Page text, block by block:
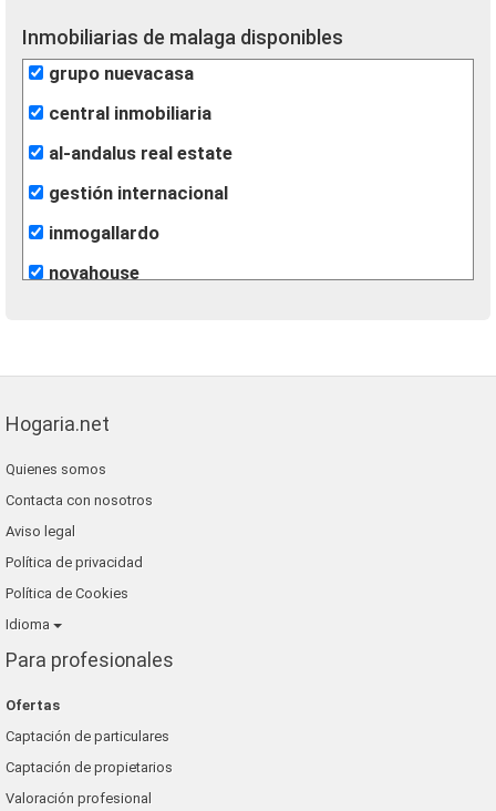
Inmobiliarias de malaga disponibles
grupo nuevacasa
central inmobiliaria
al-andalus real estate
gestión internacional
inmogallardo
novahouse
Hogaria.net
Quienes somos
Contacta con nosotros
Aviso legal
Política de privacidad
Política de Cookies
Idioma
Para profesionales
Ofertas
Captación de particulares
Captación de propietarios
Valoración profesional